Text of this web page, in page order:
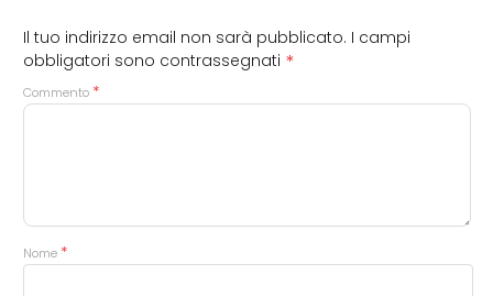
Il tuo indirizzo email non sarà pubblicato. I campi
obbligatori sono contrassegnati *
Commento *
Nome *